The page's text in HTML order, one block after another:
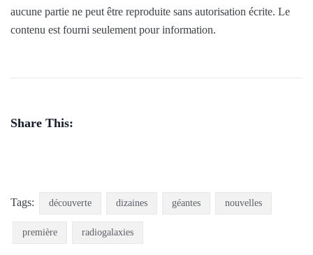
aucune partie ne peut être reproduite sans autorisation écrite. Le
contenu est fourni seulement pour information.
Share This:
Tags: découverte dizaines géantes nouvelles
première radiogalaxies